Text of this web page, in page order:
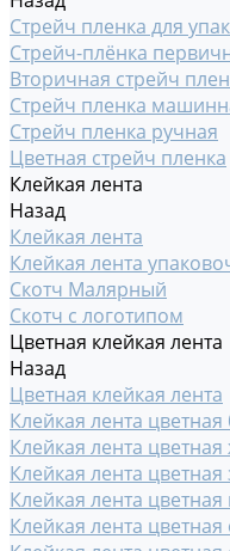
Стрейч пленка для
Стрейч-плёнка
Вторичная стрейч
Стрейч пленка
Стрейч пленка ручная
Цветная стрейч пленка
Клейкая лента
Назад
Клейкая лента
Клейкая лента
Скотч Малярный
Скотч с логотипом
Цветная клейкая лента
Назад
Цветная клейкая лента
Клейкая лента цветная
Клейкая лента цветная
Клейкая лента цветная
Клейкая лента цветная
Клейкая лента